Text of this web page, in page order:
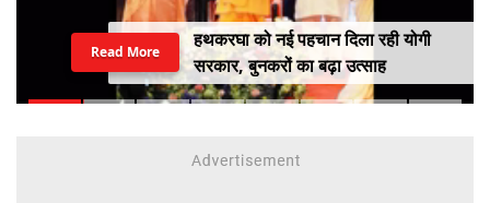
भारत में बढ़ रहा EV का क्रेज, खरीदने से
पहले जानें इलेक्ट्रिक वाहनों के 4 प्रकार
और इनके फायदे
Read More